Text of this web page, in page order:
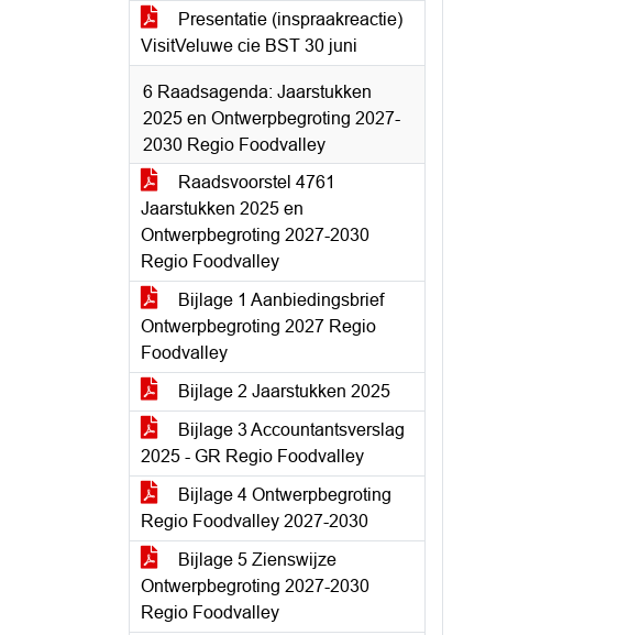
Presentatie (inspraakreactie)
VisitVeluwe cie BST 30 juni
6 Raadsagenda: Jaarstukken
2025 en Ontwerpbegroting 2027-
2030 Regio Foodvalley
Raadsvoorstel 4761
Jaarstukken 2025 en
Ontwerpbegroting 2027-2030
Regio Foodvalley
Bijlage 1 Aanbiedingsbrief
Ontwerpbegroting 2027 Regio
Foodvalley
Bijlage 2 Jaarstukken 2025
Bijlage 3 Accountantsverslag
2025 - GR Regio Foodvalley
Bijlage 4 Ontwerpbegroting
Regio Foodvalley 2027-2030
Bijlage 5 Zienswijze
Ontwerpbegroting 2027-2030
Regio Foodvalley